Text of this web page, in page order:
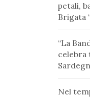
petali,
Brigata
“La
celebra
Nel